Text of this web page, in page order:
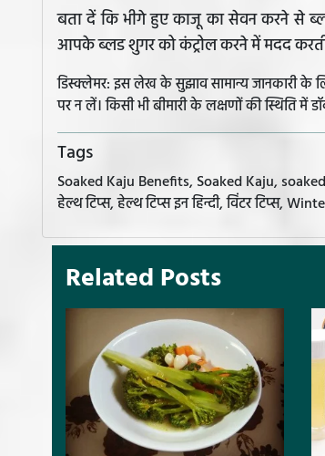
बता दें कि भीगे हुए काजू का सेवन करने से
आपके ब्लड शुगर को कंट्रोल करने में मदद
डिस्क्लेमर: इस लेख के सुझाव सामान्य जानकारी के
पर न लें। किसी भी बीमारी के लक्षणों की स्थिति में
Tags
Soaked Kaju Benefits, Soaked Kaju,
हेल्थ टिप्स, हेल्थ टिप्स इन हिन्दी, विंटर टिप्स,
Related Posts